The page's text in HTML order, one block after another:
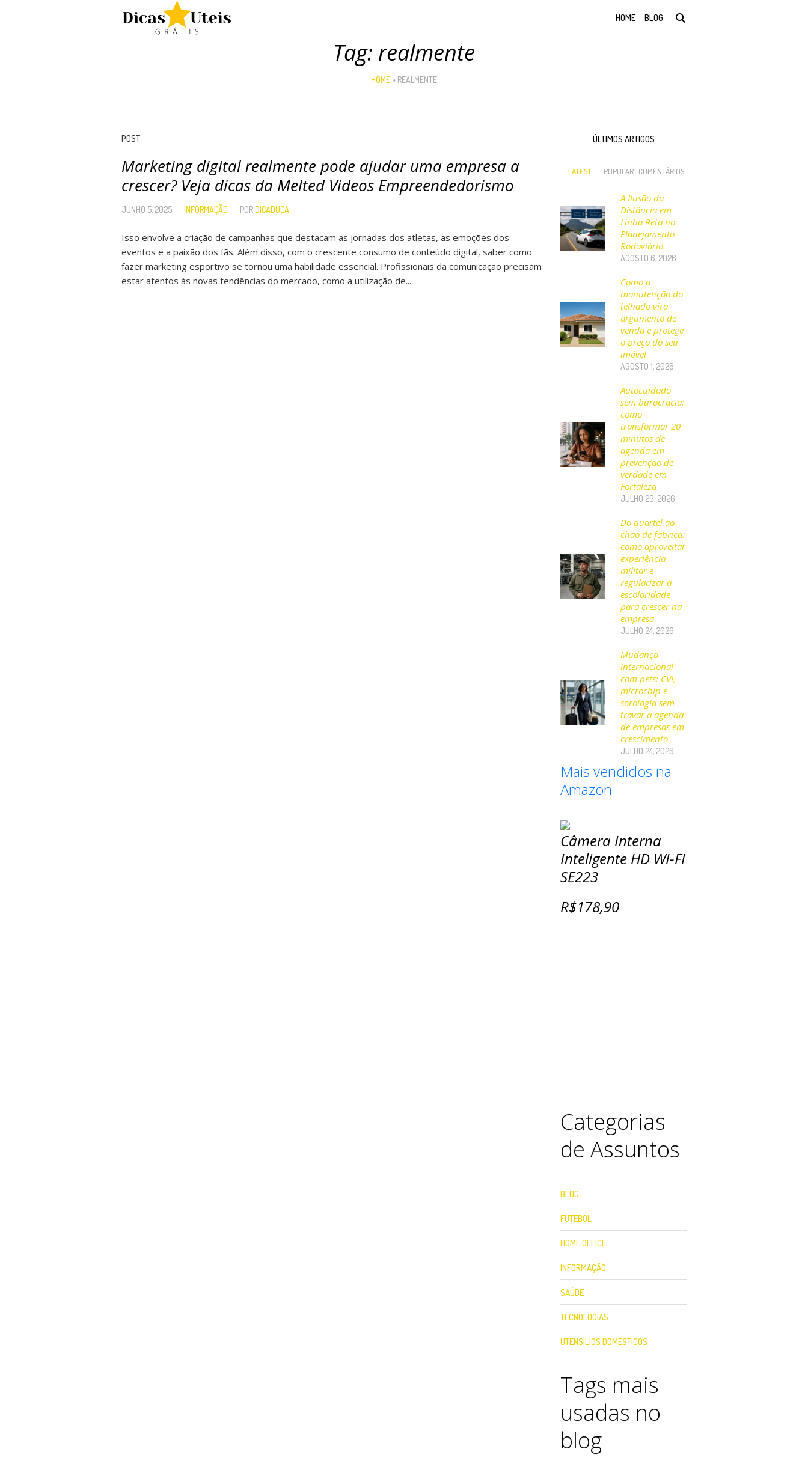
HOME BLOG
Tag: realmente
HOME» REALMENTE
POST
Marketing digital realmente pode ajudar uma empresa a
crescer? Veja dicas da Melted Videos Empreendedorismo
JUNHO 5, 2025 INFORMAÇÃO PORDICADUCA
Isso envolve a criação de campanhas que destacam as jornadas dos atletas, as emoções dos
eventos e a paixão dos fãs. Além disso, com o crescente consumo de conteúdo digital, saber como
fazer marketing esportivo se tornou uma habilidade essencial. Profissionais da comunicação precisam
estar atentos às novas tendências do mercado, como a utilização de...
ÚLTIMOS ARTIGOS
LATEST POPULAR COMENTÁRIOS
A Ilusão da
Distância em
Linha Reta no
Planejamento
Rodoviário
AGOSTO 6, 2026
Como a
manutenção do
telhado vira
argumento de
venda e protege
o preço do seu
imóvel
AGOSTO 1, 2026
Autocuidado
sem burocracia:
como
transformar 20
minutos de
agenda em
prevenção de
verdade em
Fortaleza
JULHO 29, 2026
Do quartel ao
chão de fábrica:
como aproveitar
experiência
militar e
regularizar a
escolaridade
para crescer na
empresa
JULHO 24, 2026
Mudança
internacional
com pets: CVI,
microchip e
sorologia sem
travar a agenda
de empresas em
crescimento
JULHO 24, 2026
Mais vendidos na
Amazon
Câmera Interna
Inteligente HD WI-FI
SE223
R$178,90
Categorias
de Assuntos
BLOG
FUTEBOL
HOME OFFICE
INFORMAÇÃO
SAÚDE
TECNOLOGIAS
UTENSÍLIOS DOMÉSTICOS
Tags mais
usadas no
blog